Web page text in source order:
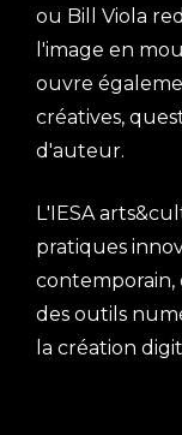
ou Bill Viola
l'image en
ouvre
créatives,
d'auteur.
L'IESA
pratiques
contemporain,
des outils
la création